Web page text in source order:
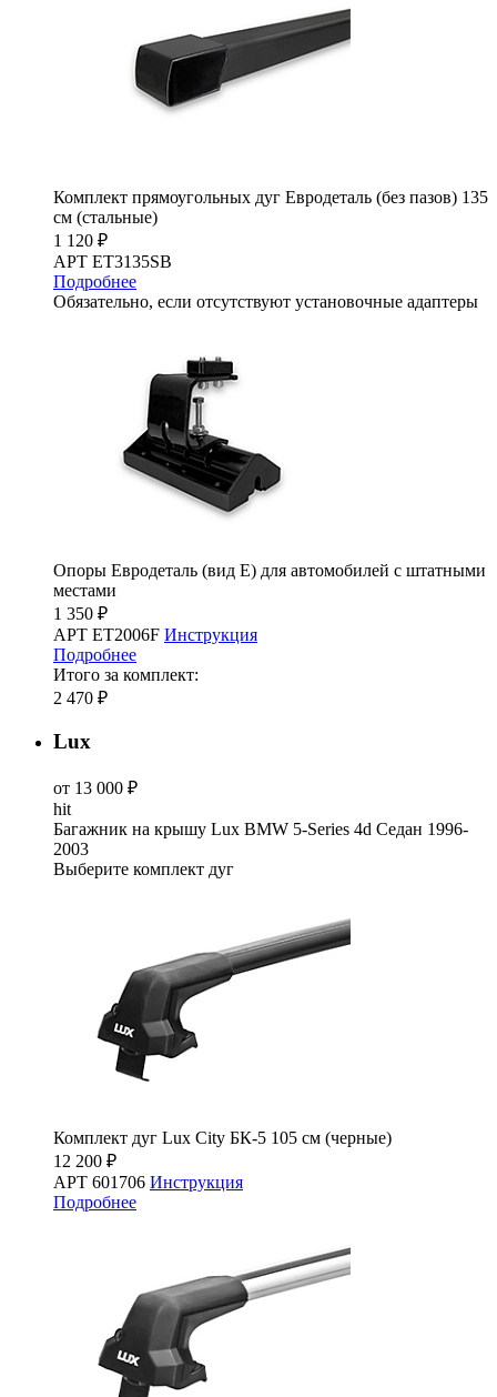
Комплект прямоугольных дуг Евродеталь (без пазов) 135
см (стальные)
1 120 ₽
АРТ ET3135SB
Подробнее
Обязательно, если отсутствуют установочные адаптеры
Опоры Евродеталь (вид Е) для автомобилей с штатными
местами
1 350 ₽
АРТ ET2006F Инструкция
Подробнее
Итого за комплект:
2 470 ₽
Lux
от 13 000 ₽
hit
Багажник на крышу Lux BMW 5-Series 4d Седан 1996-
2003
Выберите комплект дуг
Комплект дуг Lux City БК-5 105 см (черные)
12 200 ₽
АРТ 601706 Инструкция
Подробнее